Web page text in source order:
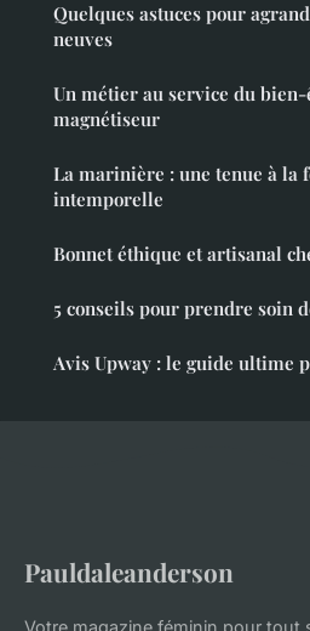
Quelques astuces pour
neuves
Un métier au service du
magnétiseur
La marinière : une tenue à la
intemporelle
Bonnet éthique et artisanal
5 conseils pour prendre soin
Avis Upway : le guide ultime
Pauldaleanderson